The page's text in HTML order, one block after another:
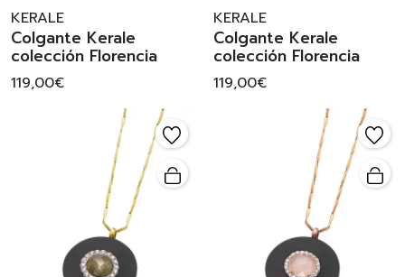
KERALE
Colgante Kerale
colección Florencia
119,00€
KERALE
Colgante Kerale
colección Florencia
119,00€